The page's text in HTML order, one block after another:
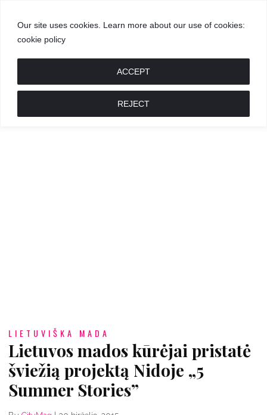
Our site uses cookies. Learn more about our use of cookies:
cookie policy
REJECT
ACCEPT
GROŽIS
MADA
LIETUVIŠKA MADA
Lietuvos mados kūrėjai pristatė
šviežią projektą Nidoje „5
Summer Stories”